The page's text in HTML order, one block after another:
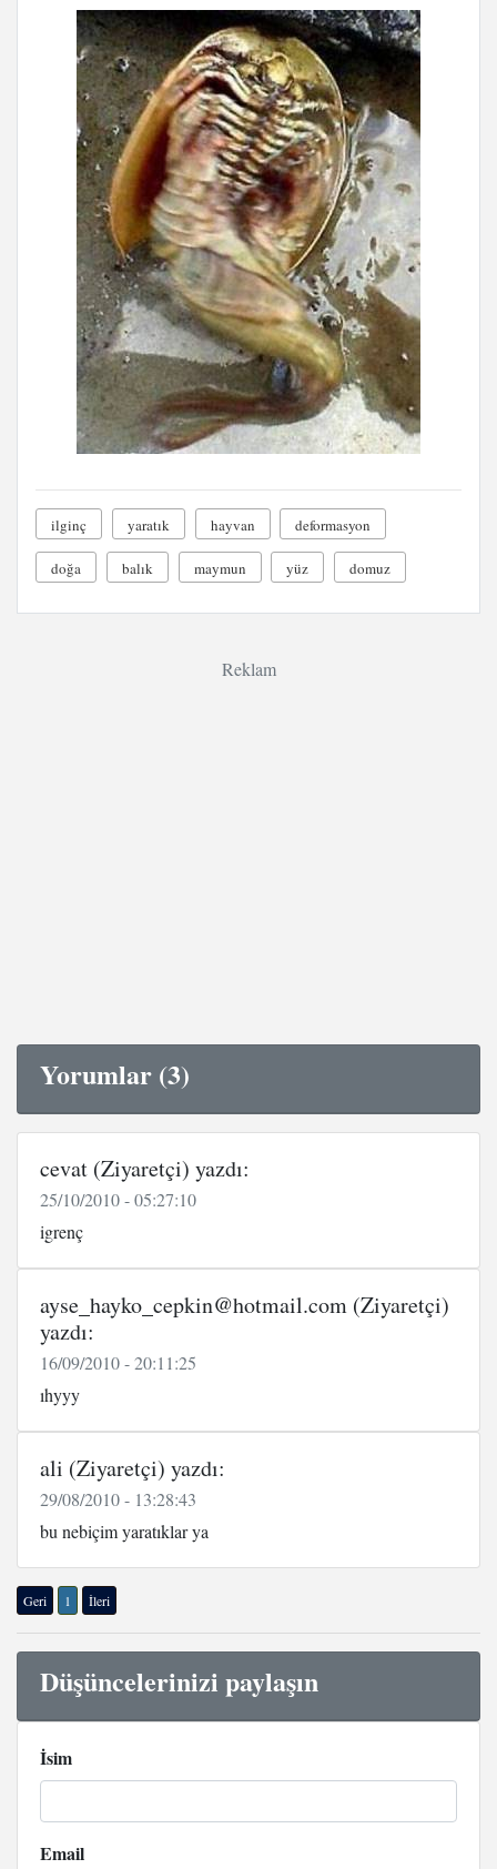
ilginç yaratık hayvan deformasyon
doğa balık maymun yüz domuz
Reklam
Yorumlar (3)
cevat (Ziyaretçi) yazdı:
25/10/2010 - 05:27:10
igrenç
ayse_hayko_cepkin@hotmail.com (Ziyaretçi)
yazdı:
16/09/2010 - 20:11:25
ıhyyy
ali (Ziyaretçi) yazdı:
29/08/2010 - 13:28:43
bu nebiçim yaratıklar ya
Geri 1 İleri
Düşüncelerinizi paylaşın
İsim
Email